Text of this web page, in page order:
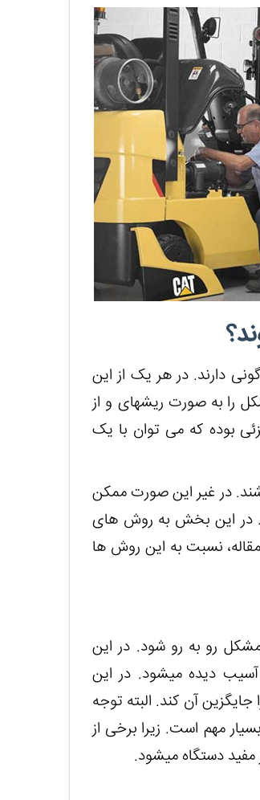
دارند. در هر یک از این
روش‎ها، به مشکل خاصی پرداخت می‎شود. اصولا برای تعمیرات بهتر، مشکل را به صورت ریشه‎ای و از
بوده که می توان با یک
در غیر این صورت ممکن
در این بخش به روش های
مقاله، نسبت به این روش ها
رو به رو شود. در این
روش فرد متخصص با ارزیابی سایر قطعات، متوجه مشکل در ناحیه آسیب دیده می‎شود. در این
آن کند. البته توجه
مهم است. زیرا برخی از